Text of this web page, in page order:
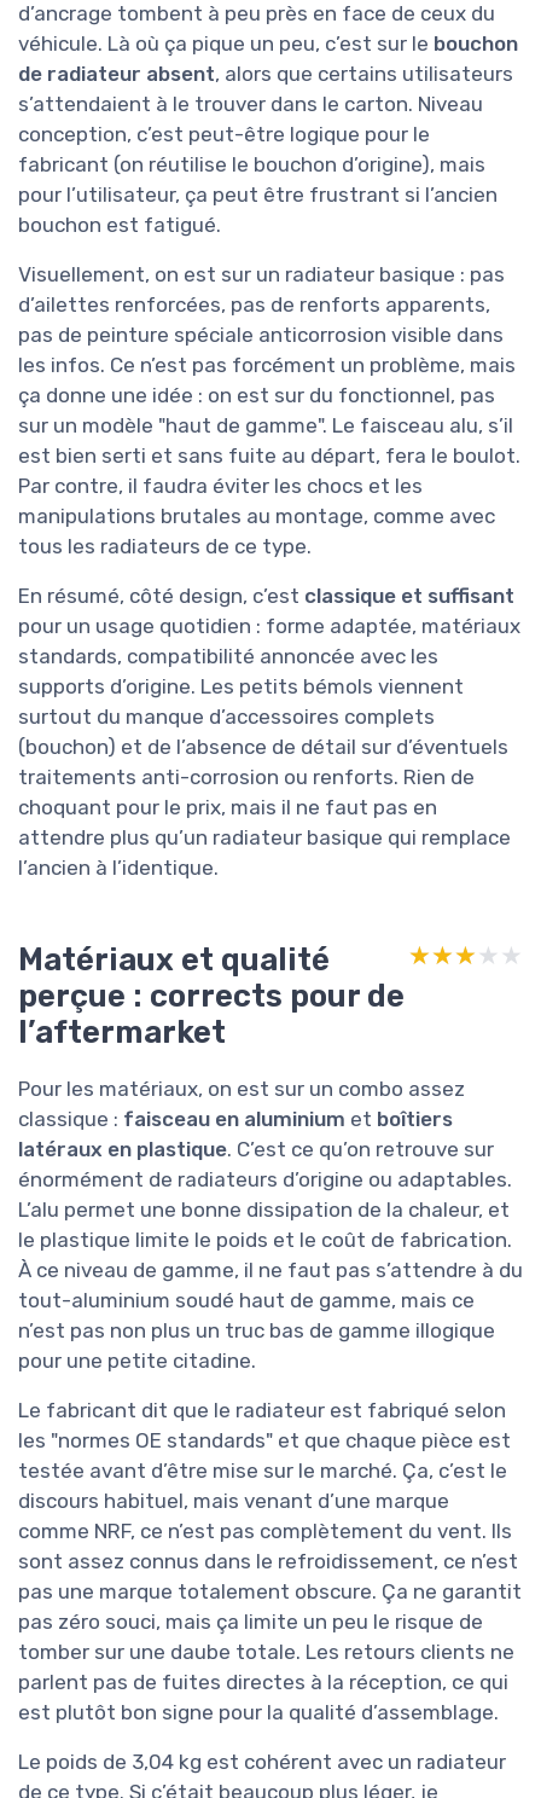
d’ancrage tombent à peu près en face de ceux du
véhicule. Là où ça pique un peu, c’est sur le bouchon
de radiateur absent, alors que certains utilisateurs
s’attendaient à le trouver dans le carton. Niveau
conception, c’est peut-être logique pour le
fabricant (on réutilise le bouchon d’origine), mais
pour l’utilisateur, ça peut être frustrant si l’ancien
bouchon est fatigué.
Visuellement, on est sur un radiateur basique : pas
d’ailettes renforcées, pas de renforts apparents,
pas de peinture spéciale anticorrosion visible dans
les infos. Ce n’est pas forcément un problème, mais
ça donne une idée : on est sur du fonctionnel, pas
sur un modèle "haut de gamme". Le faisceau alu, s’il
est bien serti et sans fuite au départ, fera le boulot.
Par contre, il faudra éviter les chocs et les
manipulations brutales au montage, comme avec
tous les radiateurs de ce type.
En résumé, côté design, c’est classique et suffisant
pour un usage quotidien : forme adaptée, matériaux
standards, compatibilité annoncée avec les
supports d’origine. Les petits bémols viennent
surtout du manque d’accessoires complets
(bouchon) et de l’absence de détail sur d’éventuels
traitements anti-corrosion ou renforts. Rien de
choquant pour le prix, mais il ne faut pas en
attendre plus qu’un radiateur basique qui remplace
l’ancien à l’identique.
Matériaux et qualité
perçue : corrects pour de
l’aftermarket
★★★★★
★★★★★
Pour les matériaux, on est sur un combo assez
classique : faisceau en aluminium et boîtiers
latéraux en plastique. C’est ce qu’on retrouve sur
énormément de radiateurs d’origine ou adaptables.
L’alu permet une bonne dissipation de la chaleur, et
le plastique limite le poids et le coût de fabrication.
À ce niveau de gamme, il ne faut pas s’attendre à du
tout-aluminium soudé haut de gamme, mais ce
n’est pas non plus un truc bas de gamme illogique
pour une petite citadine.
Le fabricant dit que le radiateur est fabriqué selon
les "normes OE standards" et que chaque pièce est
testée avant d’être mise sur le marché. Ça, c’est le
discours habituel, mais venant d’une marque
comme NRF, ce n’est pas complètement du vent. Ils
sont assez connus dans le refroidissement, ce n’est
pas une marque totalement obscure. Ça ne garantit
pas zéro souci, mais ça limite un peu le risque de
tomber sur une daube totale. Les retours clients ne
parlent pas de fuites directes à la réception, ce qui
est plutôt bon signe pour la qualité d’assemblage.
Le poids de 3,04 kg est cohérent avec un radiateur
de ce type. Si c’était beaucoup plus léger, je